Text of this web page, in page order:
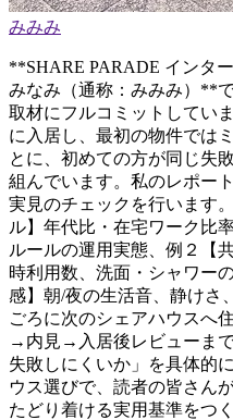
みみみ
**SHARE PARADE インタ
みなみ（通称：みみみ）**
取材にフルコミットしてい
に入居し、最初の物件では
とに、初めての方が同じ失
組んでいます。私のレポー
実見のチェックを行います
ル】年代比・在宅ワーク比
ルールの運用実態、例２【
時利用数、洗面・シャワー
感】朝/夜の生活音、静けさ
ごろに次のシェアハウスへ
→内見→入居後レビューま
失敗しにくいか」を具体的
ウス選びで、読者の皆さん
たどり着ける実用基準をつ